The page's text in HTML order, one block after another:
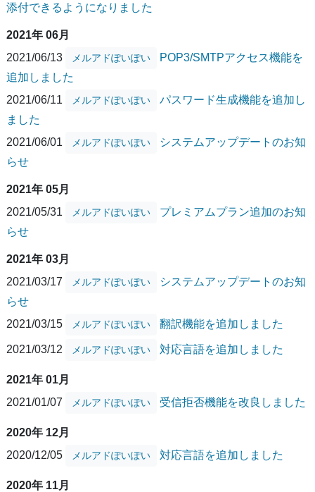
添付できるようになりました
2021年 06月
2021/06/13
メルアドぽいぽい
POP3/SMTPアクセス機能を
追加しました
2021/06/11
メルアドぽいぽい
パスワード生成機能を追加し
ました
2021/06/01
メルアドぽいぽい
システムアップデートのお知
らせ
2021年 05月
2021/05/31
メルアドぽいぽい
プレミアムプラン追加のお知
らせ
2021年 03月
2021/03/17
メルアドぽいぽい
システムアップデートのお知
らせ
2021/03/15
メルアドぽいぽい 翻訳機能を追加しました
2021/03/12 メルアドぽいぽい 対応言語を追加しました
2021年 01月
2021/01/07
メルアドぽいぽい 受信拒否機能を改良しました
2020年 12月
2020/12/05
メルアドぽいぽい 対応言語を追加しました
2020年 11月